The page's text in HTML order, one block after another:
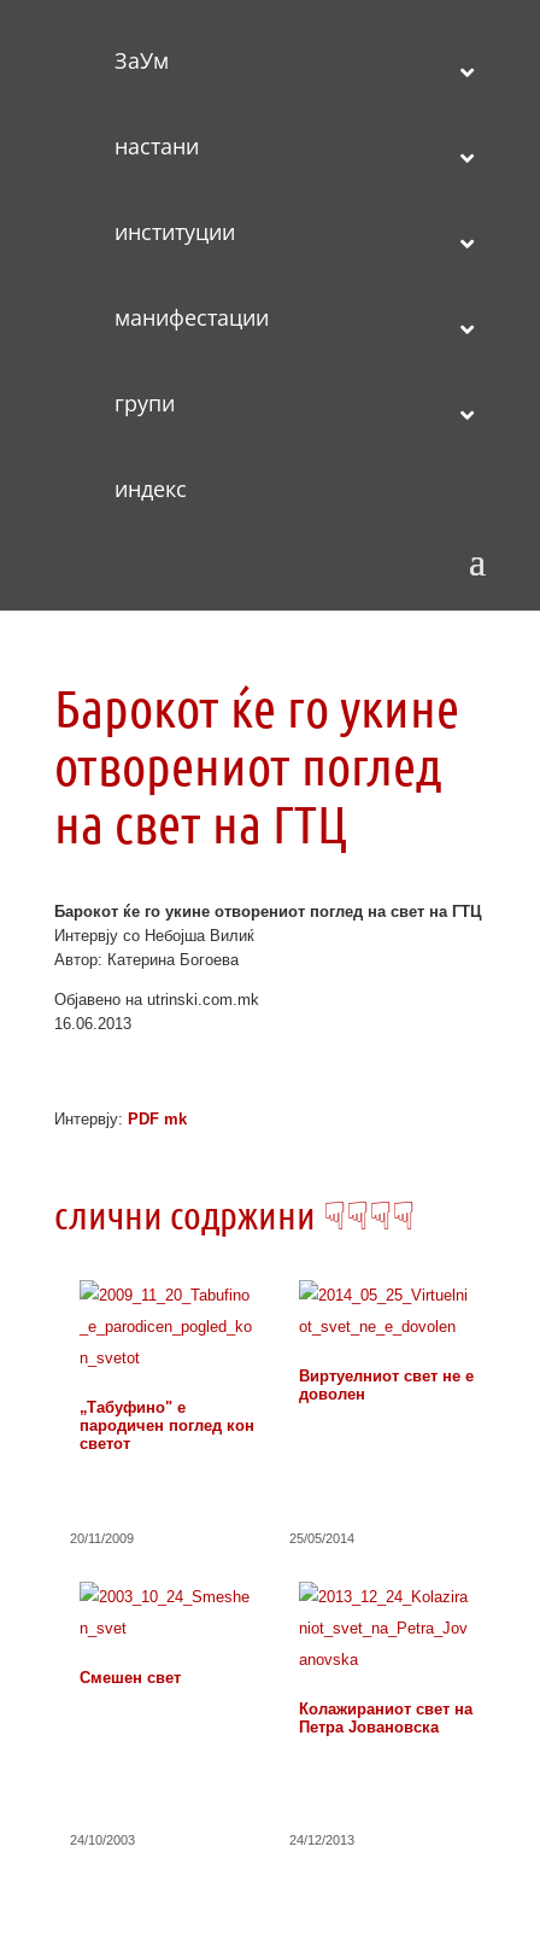
ЗаУм
настани
институции
манифестации
групи
индекс
Барокот ќе го укине
отворениот поглед
на свет на ГТЦ
Барокот ќе го укине отворениот поглед на свет на ГТЦ
Интервју со Небојша Вилиќ
Автор: Катерина Богоева
Објавено на utrinski.com.mk
16.06.2013
Интервју: PDF mk
слични содржини ☟☟☟☟
„Табуфино" е
пародичен поглед кон
светот
20/11/2009
Виртуелниот свет не е
доволен
25/05/2014
Смешен свет
24/10/2003
Колажираниот свет на
Петра Јовановска
24/12/2013